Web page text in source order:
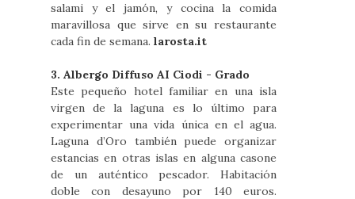
salami y el jamón, y cocina la comida
maravillosa que sirve en su restaurante
cada fin de semana. larosta.it
3. Albergo Diffuso AI Ciodi - Grado
Este pequeño hotel familiar en una isla
virgen de la laguna es lo último para
experimentar una vida única en el agua.
Laguna d’Oro también puede organizar
estancias en otras islas en alguna casone
de un auténtico pescador. Habitación
doble con desayuno por 140 euros.